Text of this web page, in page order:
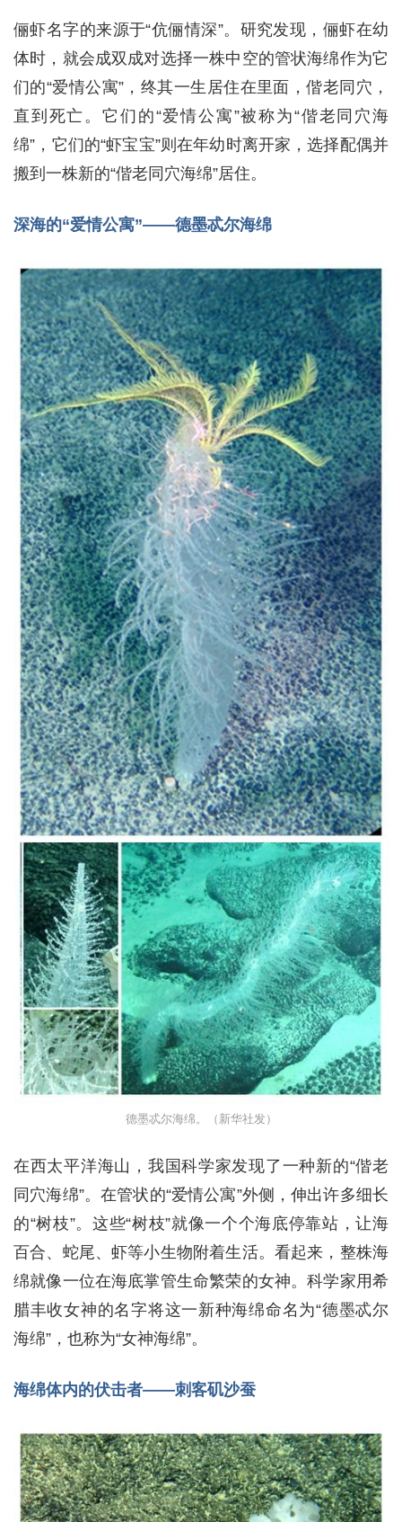
俪虾名字的来源于“伉俪情深”。研究发现，俪虾在幼
体时，就会成双成对选择一株中空的管状海绵作为它
们的“爱情公寓”，终其一生居住在里面，偕老同穴，
直到死亡。它们的“爱情公寓”被称为“偕老同穴海
绵”，它们的“虾宝宝”则在年幼时离开家，选择配偶并
搬到一株新的“偕老同穴海绵”居住。
深海的“爱情公寓”——德墨忒尔海绵
德墨忒尔海绵。（新华社发）
在西太平洋海山，我国科学家发现了一种新的“偕老
同穴海绵”。在管状的“爱情公寓”外侧，伸出许多细长
的“树枝”。这些“树枝”就像一个个海底停靠站，让海
百合、蛇尾、虾等小生物附着生活。看起来，整株海
绵就像一位在海底掌管生命繁荣的女神。科学家用希
腊丰收女神的名字将这一新种海绵命名为“德墨忒尔
海绵”，也称为“女神海绵”。
海绵体内的伏击者——刺客矶沙蚕